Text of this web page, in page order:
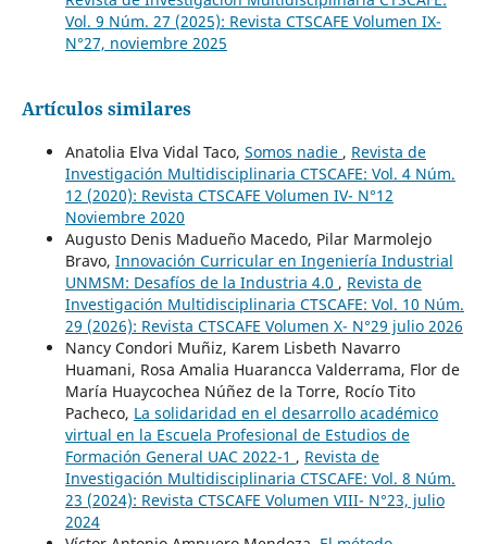
Vol. 9 Núm. 27 (2025): Revista CTSCAFE Volumen IX-
N°27, noviembre 2025
Artículos similares
Anatolia Elva Vidal Taco, Somos nadie , Revista de
Investigación Multidisciplinaria CTSCAFE: Vol. 4 Núm.
12 (2020): Revista CTSCAFE Volumen IV- N°12
Noviembre 2020
Augusto Denis Madueño Macedo, Pilar Marmolejo
Bravo, Innovación Curricular en Ingeniería Industrial
UNMSM: Desafíos de la Industria 4.0 , Revista de
Investigación Multidisciplinaria CTSCAFE: Vol. 10 Núm.
29 (2026): Revista CTSCAFE Volumen X- N°29 julio 2026
Nancy Condori Muñiz, Karem Lisbeth Navarro
Huamani, Rosa Amalia Huarancca Valderrama, Flor de
María Huaycochea Núñez de la Torre, Rocío Tito
Pacheco, La solidaridad en el desarrollo académico
virtual en la Escuela Profesional de Estudios de
Formación General UAC 2022-1 , Revista de
Investigación Multidisciplinaria CTSCAFE: Vol. 8 Núm.
23 (2024): Revista CTSCAFE Volumen VIII- N°23, julio
2024